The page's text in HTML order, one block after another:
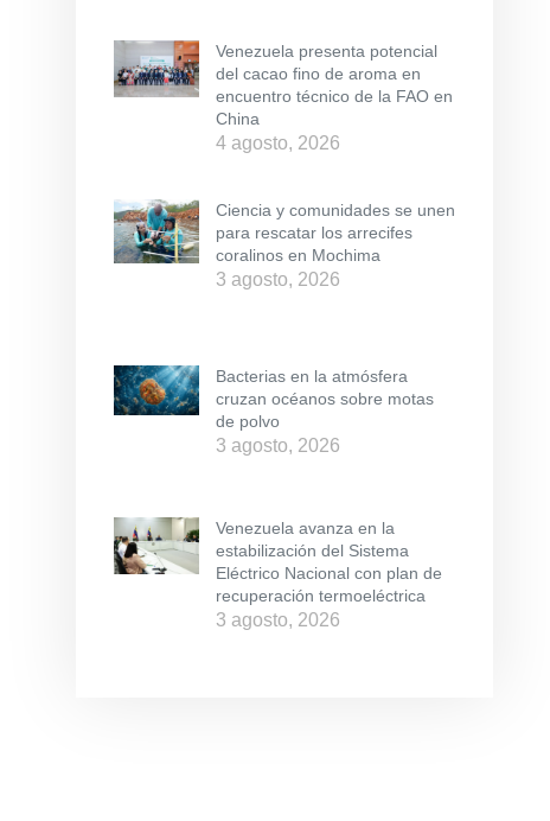
Venezuela presenta potencial
del cacao fino de aroma en
encuentro técnico de la FAO en
China
4 agosto, 2026
Ciencia y comunidades se unen
para rescatar los arrecifes
coralinos en Mochima
3 agosto, 2026
Bacterias en la atmósfera
cruzan océanos sobre motas
de polvo
3 agosto, 2026
Venezuela avanza en la
estabilización del Sistema
Eléctrico Nacional con plan de
recuperación termoeléctrica
3 agosto, 2026